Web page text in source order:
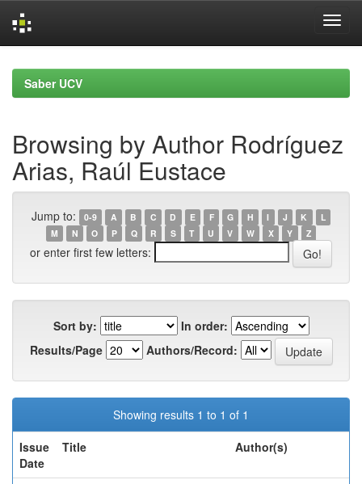
navigationSaber UCV
Browsing by Author Rodríguez
Arias, Raúl Eustace
Jump to: 0-9 A B C D E F G H I J K
L
M
N O P Q R S T U V W X Y Z
or enter first few letters:
Sort by:
In order:
Results/Page
Authors/Record:
Showing results 1 to 1 of 1
Issue
Date
Title Author(s)